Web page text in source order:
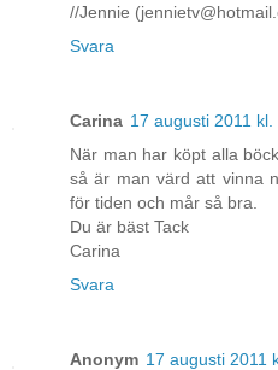
//Jennie
Svara
Carina 17 augusti 2011 kl.
När man har köpt alla
så är man värd att vinna
för tiden och mår så bra.
Du är bäst Tack
Carina
Svara
Anonym 17 augusti 2011